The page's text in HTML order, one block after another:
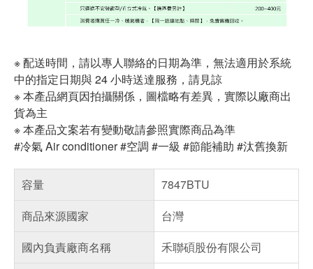
※ 配送時間，請以專人聯絡的日期為準，無法適用於系統
中的指定日期與 24 小時送達服務，請見諒
※ 本產品網頁因拍攝關係，圖檔略有差異，實際以廠商出
貨為主
※ 本產品文案若有變動敬請參照實際商品為準
#冷氣 Air conditioner #空調 #一級 #節能補助 #汰舊換新
容量
7847BTU
商品來源國家
台灣
國內負責廠商名稱
禾聯碩股份有限公司